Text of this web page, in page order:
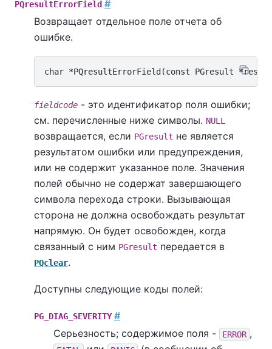
PQresultErrorField #
Возвращает отдельное поле отчета об
ошибке.
fieldcode - это идентификатор поля ошибки;
см. перечисленные ниже символы. NULL
возвращается, если PGresult не является
результатом ошибки или предупреждения,
или не содержит указанное поле. Значения
полей обычно не содержат завершающего
символа перехода строки. Вызывающая
сторона не должна освобождать результат
напрямую. Он будет освобожден, когда
связанный с ним PGresult передается в
PQclear.
Доступны следующие коды полей:
PG_DIAG_SEVERITY #
Серьезность; содержимое поля -
ERROR ,